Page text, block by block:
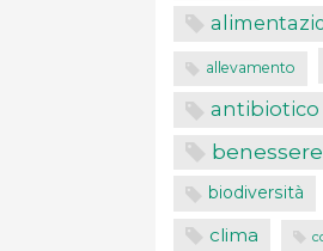
allevamento
antibiotico
biodiversità
clima